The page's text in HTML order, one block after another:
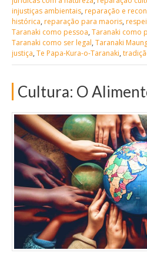
injustiças ambientais, reparação e
histórica, reparação para maoris,
Taranaki como pessoa, Taranaki como
Taranaki como ser legal, Taranaki
justiça, Te Papa-Kura-o-Taranaki,
Cultura: O